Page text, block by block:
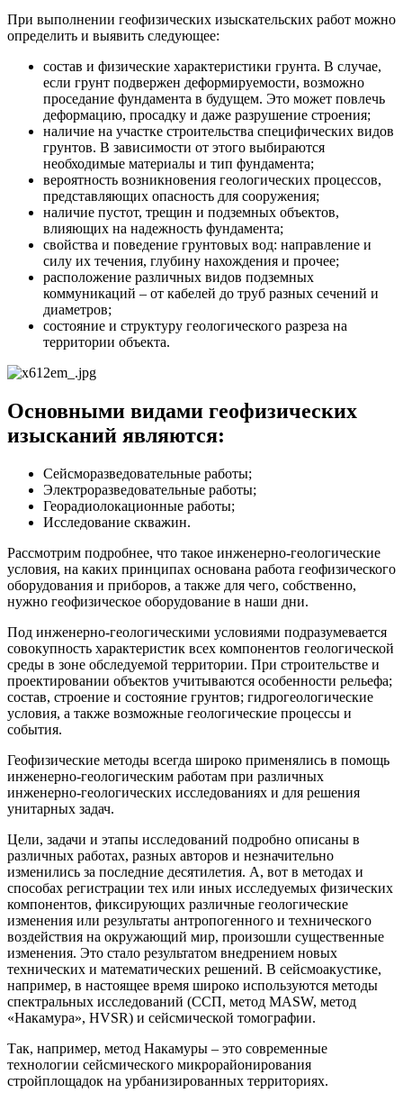
При выполнении геофизических изыскательских работ можно
определить и выявить следующее:
состав и физические характеристики грунта. В случае,
если грунт подвержен деформируемости, возможно
проседание фундамента в будущем. Это может повлечь
деформацию, просадку и даже разрушение строения;
наличие на участке строительства специфических видов
грунтов. В зависимости от этого выбираются
необходимые материалы и тип фундамента;
вероятность возникновения геологических процессов,
представляющих опасность для сооружения;
наличие пустот, трещин и подземных объектов,
влияющих на надежность фундамента;
свойства и поведение грунтовых вод: направление и
силу их течения, глубину нахождения и прочее;
расположение различных видов подземных
коммуникаций – от кабелей до труб разных сечений и
диаметров;
состояние и структуру геологического разреза на
территории объекта.
Основными видами геофизических
изысканий являются:
Сейсморазведовательные работы;
Электроразведовательные работы;
Георадиолокационные работы;
Исследование скважин.
Рассмотрим подробнее, что такое инженерно-геологические
условия, на каких принципах основана работа геофизического
оборудования и приборов, а также для чего, собственно,
нужно геофизическое оборудование в наши дни.
Под инженерно-геологическими условиями подразумевается
совокупность характеристик всех компонентов геологической
среды в зоне обследуемой территории. При строительстве и
проектировании объектов учитываются особенности рельефа;
состав, строение и состояние грунтов; гидрогеологические
условия, а также возможные геологические процессы и
события.
Геофизические методы всегда широко применялись в помощь
инженерно-геологическим работам при различных
инженерно-геологических исследованиях и для решения
унитарных задач.
Цели, задачи и этапы исследований подробно описаны в
различных работах, разных авторов и незначительно
изменились за последние десятилетия. А, вот в методах и
способах регистрации тех или иных исследуемых физических
компонентов, фиксирующих различные геологические
изменения или результаты антропогенного и технического
воздействия на окружающий мир, произошли существенные
изменения. Это стало результатом внедрением новых
технических и математических решений. В сейсмоакустике,
например, в настоящее время широко используются методы
спектральных исследований (ССП, метод MASW, метод
«Накамура», HVSR) и сейсмической томографии.
Так, например, метод Накамуры – это современные
технологии сейсмического микрорайонирования
стройплощадок на урбанизированных территориях.